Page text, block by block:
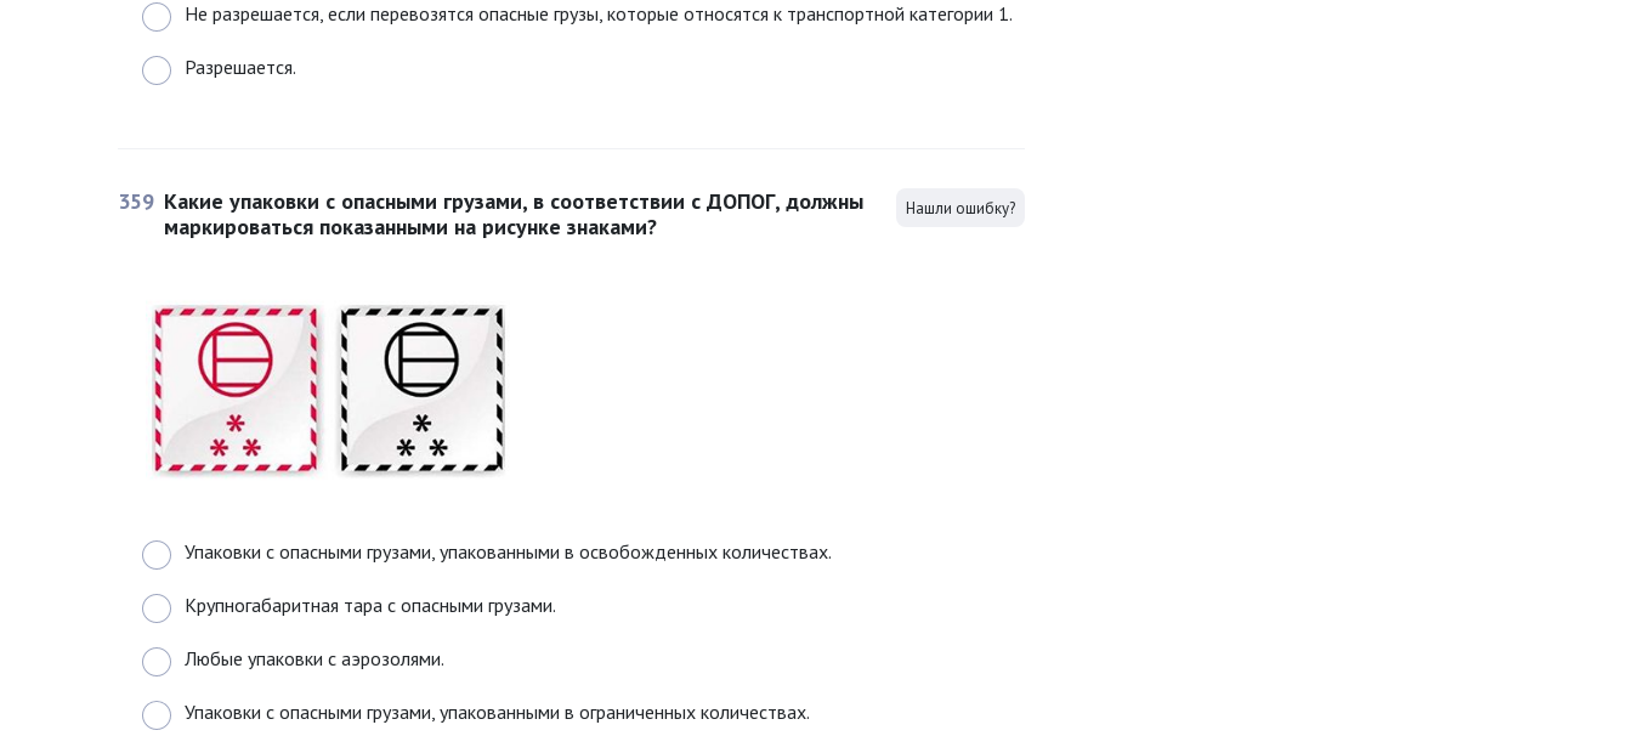
Не разрешается, если перевозятся опасные грузы, которые относятся к транспортной категории 1.
Разрешается.
359 Какие упаковки с опасными грузами, в соответствии с ДОПОГ, должны
маркироваться показанными на рисунке знаками?
Нашли ошибку?
Упаковки с опасными грузами, упакованными в освобожденных количествах.
Крупногабаритная тара с опасными грузами.
Любые упаковки с аэрозолями.
Упаковки с опасными грузами, упакованными в ограниченных количествах.